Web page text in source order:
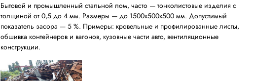
Бытовой и промышленный стальной лом, часто — тонколистовые изделия с
толщиной от 0,5 до 4 мм. Размеры — до 1500х500х500 мм. Допустимый
показатель засора — 5 %. Примеры: кровельные и профилированные листы,
обшивка контейнеров и вагонов, кузовные части авто, вентиляционные
конструкции.